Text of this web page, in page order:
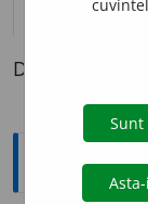
definiții (1)
Definiția cu